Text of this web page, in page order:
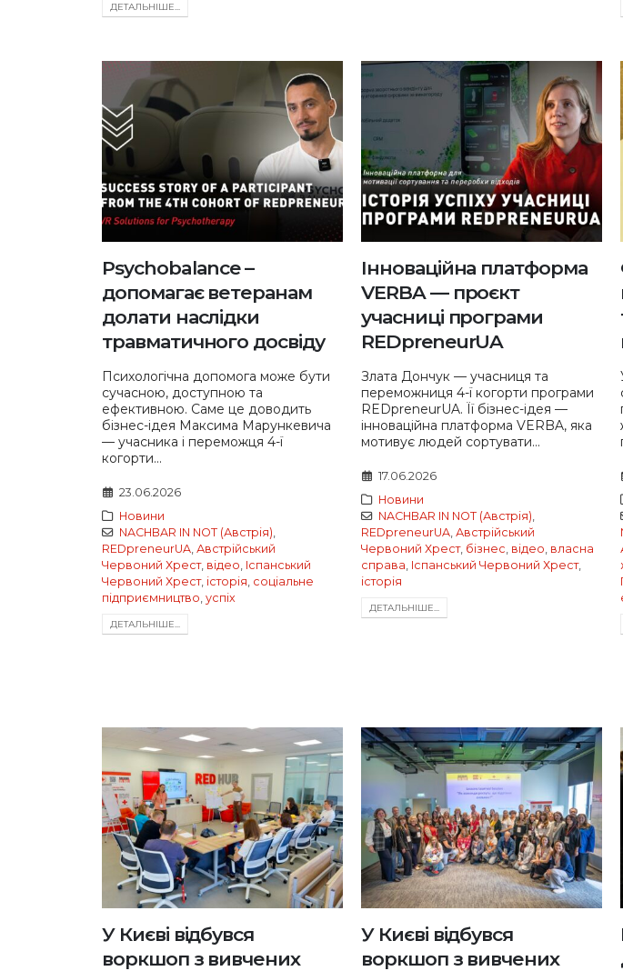
ДЕТАЛЬНIШЕ...
Psychobalance –
допомагає ветеранам
долати наслідки
травматичного досвіду
Психологічна допомога може бути
сучасною, доступною та
ефективною. Саме це доводить
бізнес-ідея Максима Марункевича
— учасника і переможця 4-ї
когорти...
23.06.2026
Новини
NACHBAR IN NOT (Австрія)
REDpreneurUA Австрійський
Червоний Хрест, відео Іспанський
Червоний Хрест, історія соціальне
підприємництво успіх
ДЕТАЛЬНIШЕ...
Інноваційна платформа
VERBA — проєкт
учасниці програми
REDpreneurUA
Злата Дончук — учасниця та
переможниця 4-ї когорти програми
REDpreneurUA. Її бізнес-ідея —
інноваційна платформа VERBA, яка
мотивує людей сортувати...
17.06.2026
Новини
NACHBAR IN NOT (Австрія)
REDpreneurUA Австрійський
Червоний Хрест, бізнес відео власна
справа Іспанський Червоний Хрест,
історія
ДЕТАЛЬНIШЕ...
У Києві відбувся
воркшоп з вивчених
У Києві відбувся
воркшоп з вивчених